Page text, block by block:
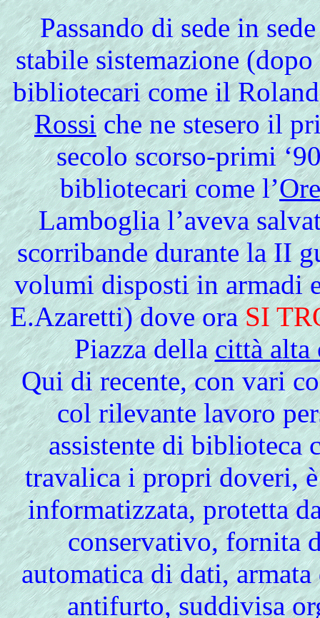
Passandodi sede in
stabile sistemazione
bibliotecari come il
Rossiche ne stesero il
secolo scorso-primi
bibliotecari come l’
Lamboglia l’aveva
scorribande durante la II
volumi disposti in armadi
E.Azaretti) dove oraSI
Piazza dellacittà alta
Qui di recente, con vari
col rilevante lavoro
assistente di biblioteca
travalica i propri doveri, è
informatizzata, protetta
conservativo, fornita
automatica di dati,
antifurto, suddivisa